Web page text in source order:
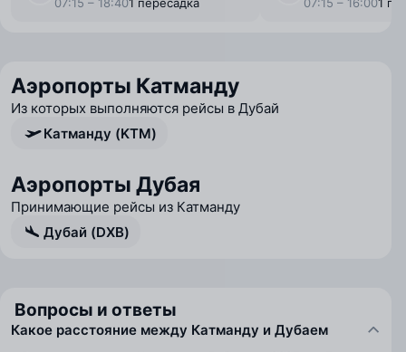
Аэропорты Катманду
Из которых выполняются рейсы в Дубай
Катманду (KTM)
Аэропорты Дубая
Принимающие рейсы из Катманду
Дубай (DXB)
Вопросы и ответы
Какое расстояние между Катманду и Дубаем